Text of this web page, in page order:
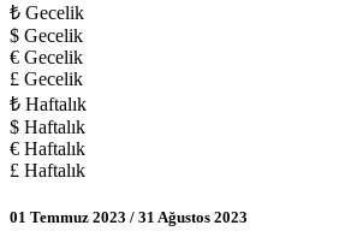
₺ Gecelik
$ Gecelik
€ Gecelik
£ Gecelik
₺ Haftalık
$ Haftalık
€ Haftalık
£ Haftalık
01 Temmuz 2023 / 31 Ağustos 2023